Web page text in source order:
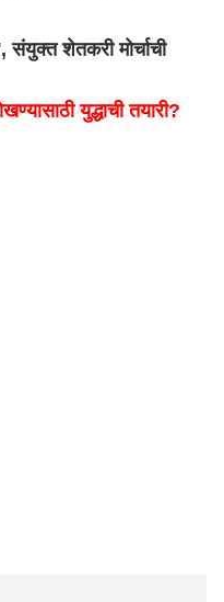
शेतकरी मोर्चाची
युद्धाची तयारी?